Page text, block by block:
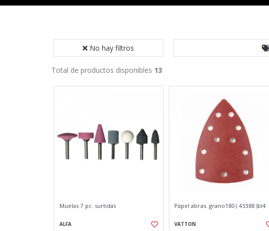
No hay filtros
Total de productos disponibles 13
Muelas 7 pc. surtidas
ALFA
Papel abras. grano180 ( 43388 )bl4
VATTON